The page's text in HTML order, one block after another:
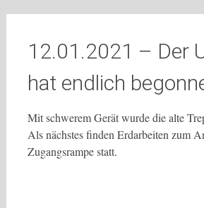
12.01.2021 – Der
hat endlich
Mit schwerem Gerät wurde die alte
Als nächstes finden Erdarbeiten zum
Zugangsrampe statt.